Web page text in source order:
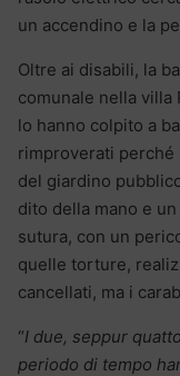
un accendino e la
Oltre ai disabili, la
comunale nella villa
lo hanno colpito a
rimproverati perché
del giardino
dito della mano e
sutura, con un
quelle torture,
cancellati, ma i
“I due, seppur
periodo di tempo